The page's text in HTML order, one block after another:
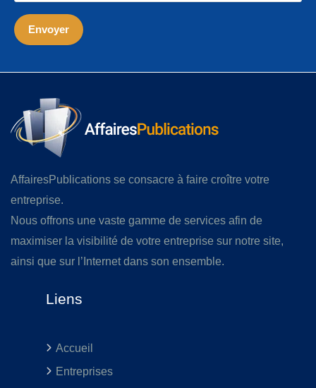
AffairesPublications se consacre à faire croître votre
entreprise.
Nous offrons une vaste gamme de services afin de
maximiser la visibilité de votre entreprise sur notre site,
ainsi que sur l’Internet dans son ensemble.
Liens
Accueil
Entreprises